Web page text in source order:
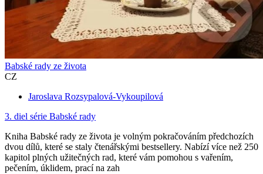
Babské rady ze života
CZ
Jaroslava Rozsypalová-Vykoupilová
3. diel série Babské rady
Kniha Babské rady ze života je volným pokračováním předchozích
dvou dílů, které se staly čtenářskými bestsellery. Nabízí více než 250
kapitol plných užitečných rad, které vám pomohou s vařením,
pečením, úklidem, prací na zah